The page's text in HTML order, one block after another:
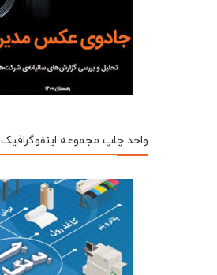
واحد چاپ مجموعه اینفوگرافیک